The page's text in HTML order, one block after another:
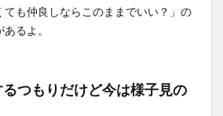
ても仲良しならこのままでいい？」の
るよ。
つもりだけど今は様子見の